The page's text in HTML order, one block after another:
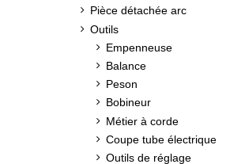
Pièce détachée arc
Outils
Empenneuse
Balance
Peson
Bobineur
Métier à corde
Coupe tube électrique
Outils de réglage